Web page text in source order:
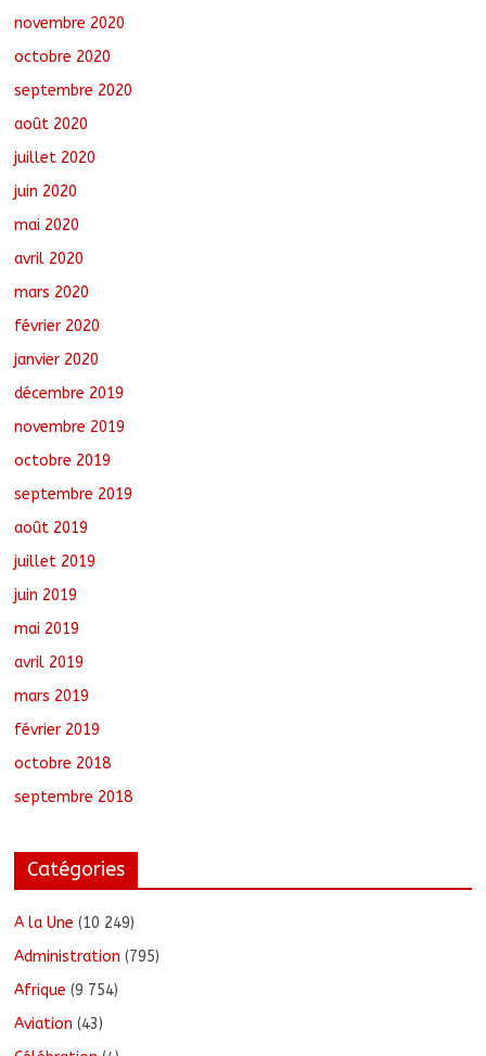
novembre 2020
octobre 2020
septembre 2020
août 2020
juillet 2020
juin 2020
mai 2020
avril 2020
mars 2020
février 2020
janvier 2020
décembre 2019
novembre 2019
octobre 2019
septembre 2019
août 2019
juillet 2019
juin 2019
mai 2019
avril 2019
mars 2019
février 2019
octobre 2018
septembre 2018
Catégories
A la Une (10 249)
Administration (795)
Afrique (9 754)
Aviation (43)